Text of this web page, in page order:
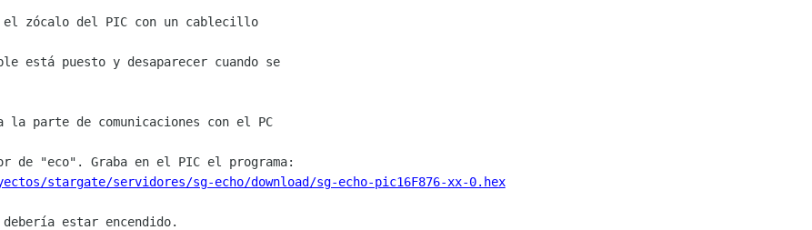
zócalo del PIC con un cablecillo
está puesto y desaparecer cuando se
la parte de comunicaciones con el PC
stargate/servidores/sg-echo/download/sg-echo-pic16F876-xx-0.hex
estar encendido.